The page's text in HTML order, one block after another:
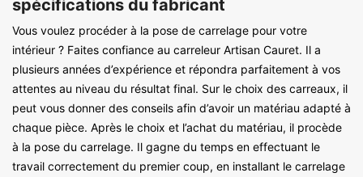
spécifications du fabricant
Vous voulez procéder à la pose de carrelage pour votre
intérieur ? Faites confiance au carreleur Artisan Cauret. Il a
plusieurs années d’expérience et répondra parfaitement à vos
attentes au niveau du résultat final. Sur le choix des carreaux, il
peut vous donner des conseils afin d’avoir un matériau adapté à
chaque pièce. Après le choix et l’achat du matériau, il procède
à la pose du carrelage. Il gagne du temps en effectuant le
travail correctement du premier coup, en installant le carrelage